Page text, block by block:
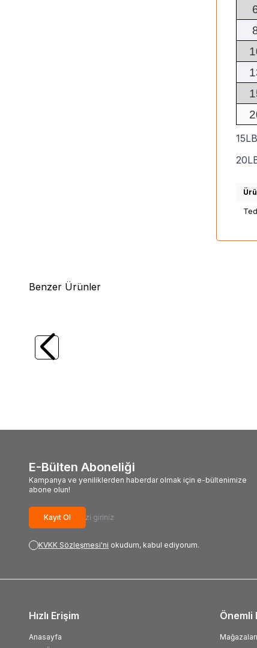
Benzer Ürünler
Seaguar
Fluoro Carbon Misina 100mt
555,00
E-Bülten Aboneliği
Kampanya ve yeniliklerden haberdar olmak için e-bültenimize
abone olun!
Kayıt Ol
KVKK Sözleşmesi'ni okudum, kabul ediyorum.
Hızlı Erişim
Anasayfa
Önemli